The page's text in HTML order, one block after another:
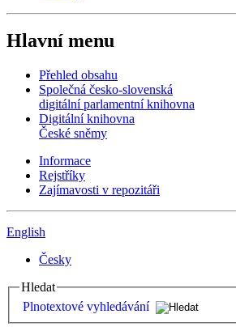
Hlavní menu
Přehled obsahu
Společná česko-slovenská
digitální parlamentní knihovna
Digitální knihovna
České sněmy
Informace
Rejstříky
Zajímavosti v repozitáři
English
Česky
Hledat
Plnotextové vyhledávání